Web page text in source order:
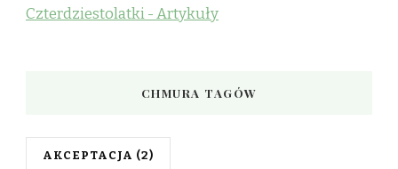
Czterdziestolatki - Artykuły
CHMURA TAGÓW
AKCEPTACJA (2)